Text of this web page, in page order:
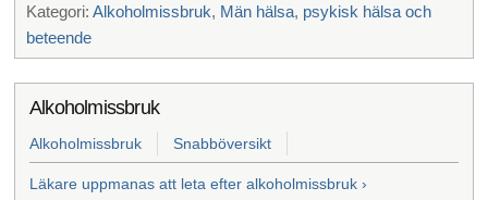
Kategori: Alkoholmissbruk, Män hälsa, psykisk hälsa och
beteende
Alkoholmissbruk
Alkoholmissbruk Snabböversikt
Läkare uppmanas att leta efter alkoholmissbruk ›